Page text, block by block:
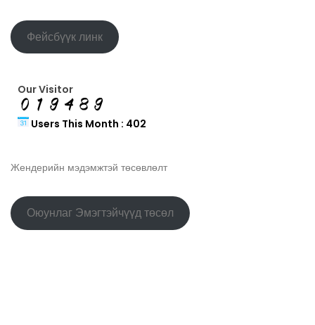
Фейсбүүк линк
Our Visitor
Users This Month : 402
Жендерийн мэдэмжтэй төсөвлөлт
Оюунлаг Эмэгтэйчүүд төсөл